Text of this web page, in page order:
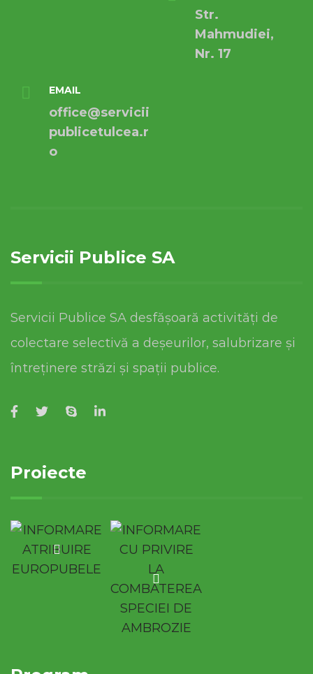
Str.
Mahmudiei,
Nr. 17
EMAIL
office@servicii
publicetulcea.r
o
Servicii Publice SA
Servicii Publice SA desfășoară activități de
colectare selectivă a deșeurilor, salubrizare și
întreținere străzi și spații publice.
Proiecte